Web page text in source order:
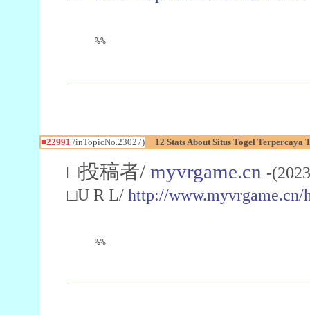
%%
■22991 /inTopicNo.23027) 12 Stats About Situs Togel Terpercaya
□投稿者/ myvrgame.cn -
□U R L/ http://www.myvrgame.cn/
%%